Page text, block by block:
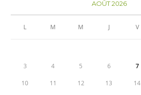
AOÛT 2026
L M M J V
3 4 5 6 7
10 11 12 13 14